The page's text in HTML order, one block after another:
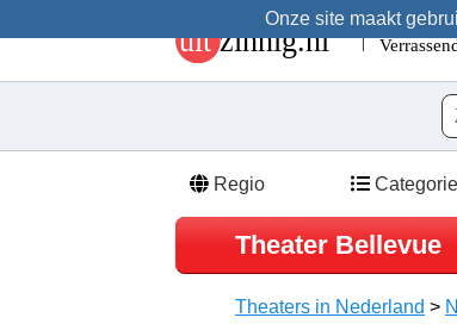
Onze site maakt
Regio
Theater Bellevue
Theaters in Nederland >